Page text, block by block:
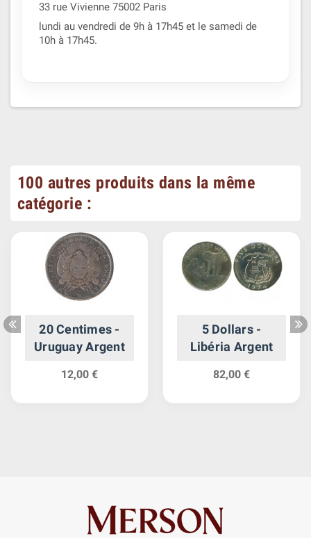
33 rue Vivienne 75002 Paris
lundi au vendredi de 9h à 17h45 et le samedi de
10h à 17h45.
100 autres produits dans la même
catégorie :
20 Centimes -
Uruguay Argent
12,00 €
5 Dollars -
Libéria Argent
82,00 €